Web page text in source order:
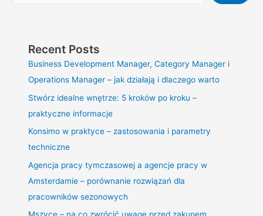
Recent Posts
Business Development Manager, Category Manager i
Operations Manager – jak działają i dlaczego warto
Stwórz idealne wnętrze: 5 kroków po kroku –
praktyczne informacje
Konsimo w praktyce – zastosowania i parametry
techniczne
Agencja pracy tymczasowej a agencje pracy w
Amsterdamie – porównanie rozwiązań dla
pracowników sezonowych